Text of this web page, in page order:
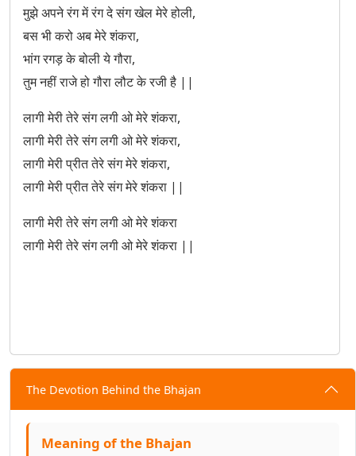
मुझे अपने रंग में रंग दे संग खेल मेरे होली,
बस भी करो अब मेरे शंकरा,
भांग रगड़ के बोली ये गौरा,
तुम नहीं राजे हो गौरा लौट के रजी है ||
लागी मेरी तेरे संग लगी ओ मेरे शंकरा,
लागी मेरी तेरे संग लगी ओ मेरे शंकरा,
लागी मेरी प्रीत तेरे संग मेरे शंकरा,
लागी मेरी प्रीत तेरे संग मेरे शंकरा ||
लागी मेरी तेरे संग लगी ओ मेरे शंकरा
लागी मेरी तेरे संग लगी ओ मेरे शंकरा ||
The Devotion Behind the Bhajan
Meaning of the Bhajan